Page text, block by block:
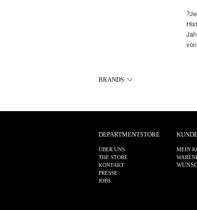
BRANDS
DEPARTMENTSTORE
ÜBER UNS
THE STORE
KONTAKT
PRESSE
JOBS
MEIN